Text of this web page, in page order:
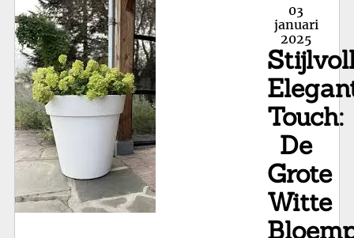
Posted
on
03
januari
2025
Touch:
De
Grote
Witte